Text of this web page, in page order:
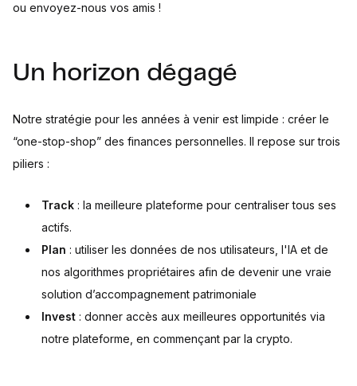
ou envoyez-nous vos amis !
Un horizon dégagé
Notre stratégie pour les années à venir est limpide : créer le
“one-stop-shop” des finances personnelles. Il repose sur trois
piliers :
Track : la meilleure plateforme pour centraliser tous ses
actifs.
Plan : utiliser les données de nos utilisateurs, l'IA et de
nos algorithmes propriétaires afin de devenir une vraie
solution d’accompagnement patrimoniale
Invest : donner accès aux meilleures opportunités via
notre plateforme, en commençant par la crypto.